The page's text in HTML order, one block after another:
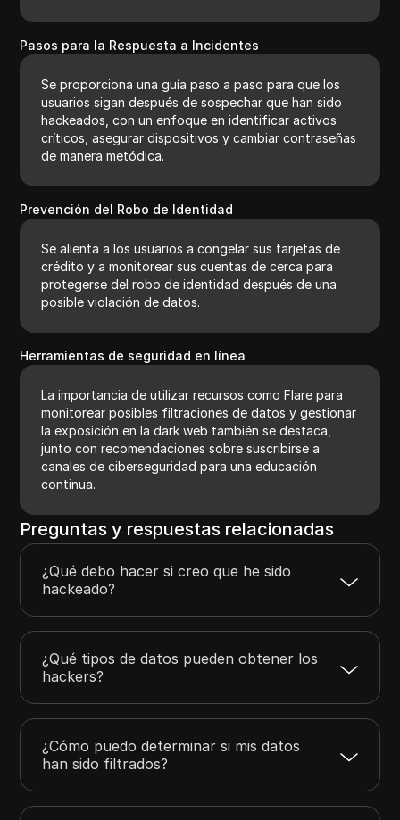
Pasos para la Respuesta a Incidentes
Se proporciona una guía paso a paso para que los
usuarios sigan después de sospechar que han sido
hackeados, con un enfoque en identificar activos
críticos, asegurar dispositivos y cambiar contraseñas
de manera metódica.
Prevención del Robo de Identidad
Se alienta a los usuarios a congelar sus tarjetas de
crédito y a monitorear sus cuentas de cerca para
protegerse del robo de identidad después de una
posible violación de datos.
Herramientas de seguridad en línea
La importancia de utilizar recursos como Flare para
monitorear posibles filtraciones de datos y gestionar
la exposición en la dark web también se destaca,
junto con recomendaciones sobre suscribirse a
canales de ciberseguridad para una educación
continua.
Preguntas y respuestas relacionadas
¿Qué debo hacer si creo que he sido
hackeado?
¿Qué tipos de datos pueden obtener los
hackers?
¿Cómo puedo determinar si mis datos
han sido filtrados?